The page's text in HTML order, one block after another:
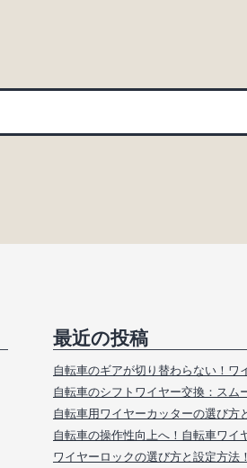
最近の投稿
自転車のギアが切り替わらない！ワ
自転車のシフトワイヤー交換：スム
自転車用ワイヤーカッターの選び方
自転車の操作性向上へ！自転車ワイ
ワイヤーロックの選び方と設定方法